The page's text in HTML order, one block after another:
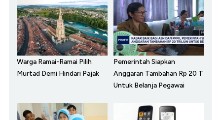
Warga Ramai-Ramai Pilih
Murtad Demi Hindari Pajak
Pemerintah Siapkan
Anggaran Tambahan Rp 20 T
Untuk Belanja Pegawai